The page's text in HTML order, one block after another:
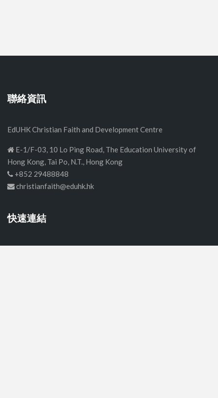
聯絡資訊
EdUHK Christian Faith and Development Centre
E-1/F-03, 10 Lo Ping Road, The Education University of
Hong Kong, Tai Po, N.T., Hong Kong
+852 29488848
christianfaith@eduhk.hk
快速連結